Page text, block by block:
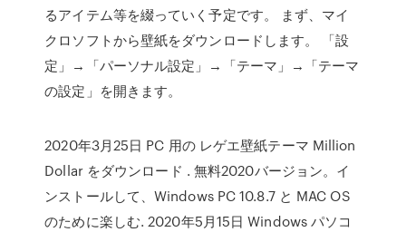
るアイテム等を綴っていく予定です。 まず、マイ
クロソフトから壁紙をダウンロードします。 「設
定」→「パーソナル設定」→「テーマ」→「テーマ
の設定」を開きます。
2020年3月25日 PC 用の レゲエ壁紙テーマ Million
Dollar をダウンロード . 無料2020バージョン。イ
ンストールして、Windows PC 10.8.7 と MAC OS
のために楽しむ. 2020年5月15日 Windows パソコ